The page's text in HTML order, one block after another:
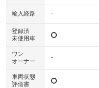
輸入経路 -
登録済
未使用車
ワン
オーナー
-
車両状態
評価書